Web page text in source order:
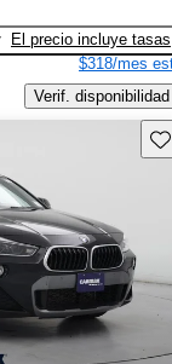
El precio incluye tasas
$318/mes
Verif. disponibilidad